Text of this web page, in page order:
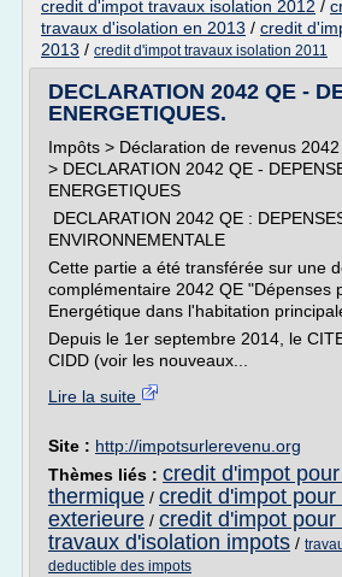
credit d'impot travaux isolation 2012 /
travaux d'isolation en 2013 / credit
2013 / credit d'impot travaux isolation 2011
DECLARATION 2042 QE -
ENERGETIQUES.
Impôts > Déclaration de revenus
> DECLARATION 2042 QE -
ENERGETIQUES
DECLARATION 2042 QE :
ENVIRONNEMENTALE
Cette partie a été transférée sur une
complémentaire 2042 QE "Dépenses
Energétique dans l'habitation
Depuis le 1er septembre 2014, le
CIDD (voir les nouveaux...
Lire la suite
Site : http://impotsurlerevenu.org
Thèmes liés : credit d'impot
thermique / credit d'impot pour
exterieure / credit d'impot pour
travaux d'isolation impots /
deductible des impots